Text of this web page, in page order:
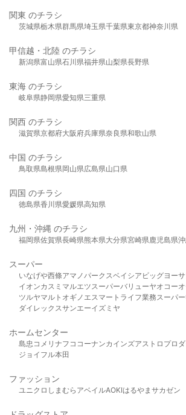
関東 のチラシ
茨城県栃木県群馬県埼玉県千葉県東京都神奈川県
甲信越・北陸 のチラシ
新潟県富山県石川県福井県山梨県長野県
東海 のチラシ
岐阜県静岡県愛知県三重県
関西 のチラシ
滋賀県京都府大阪府兵庫県奈良県和歌山県
中国 のチラシ
鳥取県島根県岡山県広島県山口県
四国 のチラシ
徳島県香川県愛媛県高知県
九州・沖縄 のチラシ
福岡県佐賀県長崎県熊本県大分県宮崎県鹿児島県
スーパー
いなげや西條アマノパークスベイシア ビッグヨー
イオンカスミ マルエツスーパーバリューヤオコー
ツルヤマルト オギノ エスマート ライフ業務スーパー
ダイレックスサンエーイズミヤ
ホームセンター
島忠 コメリ ナフコ コーナンカインズアストロプロ
ジョイフル本田
ファッション
ユニクロ しまむら アベイルAOKIはるやま サカゼン